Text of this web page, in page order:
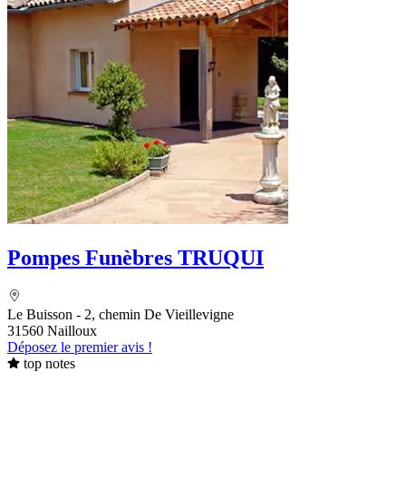
Pompes Funèbres TRUQUI
Le Buisson - 2, chemin De Vieillevigne
31560 Nailloux
Déposez le premier avis !
top notes